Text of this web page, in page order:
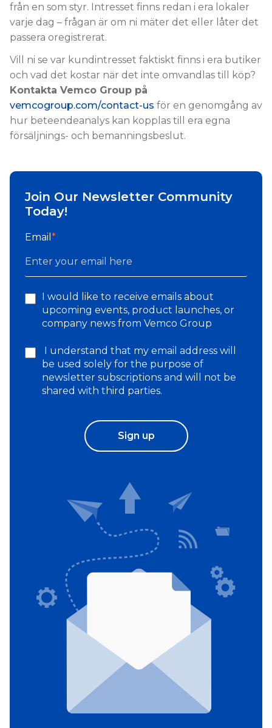
från en som styr. Intresset finns redan i era lokaler
varje dag – frågan är om ni mäter det eller låter det
passera oregistrerat.
Vill ni se var kundintresset faktiskt finns i era butiker
och vad det kostar när det inte omvandlas till köp?
Kontakta Vemco Group på
vemcogroup.com/contact-us för en genomgång av
hur beteendeanalys kan kopplas till era egna
försäljnings- och bemanningsbeslut.
Join Our Newsletter Community
Today!
Email *
I would like to receive emails about
upcoming events, product launches, or
company news from Vemco Group
I understand that my email address will
be used solely for the purpose of
newsletter subscriptions and will not be
shared with third parties.